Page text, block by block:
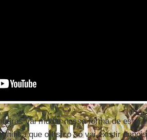
vai mudar nossa forma de estar
que o físico só vai existir